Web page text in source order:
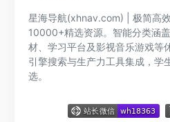
星海导航(xhnav.com) | 极简高
10000+精选资源。智能分类涵
材、学习平台及影视音乐游戏等
引擎搜索与生产力工具集成，学
选。